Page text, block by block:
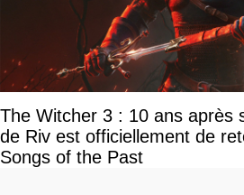
The Witcher 3 : 10 ans après
de Riv est officiellement de
Songs of the Past